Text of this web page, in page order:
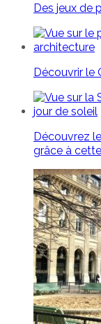
Des jeux de
Découvrir le
Découvrez
grâce à